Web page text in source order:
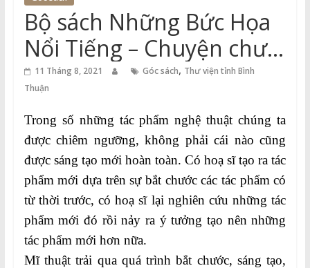
Thuận
Cổng
Vào
Tri
Thức
Bộ sách Những Bức Họa
Nổi Tiếng – Chuyện chưa
kể dành cho lứa tuổi 6+
11 Tháng 8, 2021 Góc sách, Thư viện tỉnh Bình
Thuận
Trong số những tác phẩm nghệ thuật chúng ta
được chiêm ngưỡng, không phải cái nào cũng
được sáng tạo mới hoàn toàn. Có hoạ sĩ tạo ra tác
phẩm mới dựa trên sự bắt chước các tác phẩm có
từ thời trước, có hoạ sĩ lại nghiên cứu những tác
phẩm mới đó rồi nảy ra ý tưởng tạo nên những
tác phẩm mới hơn nữa.
Mĩ thuật trải qua quá trình bắt chước, sáng tạo,